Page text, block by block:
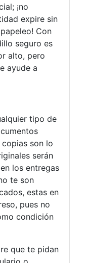
¡no
expire sin
Con
seguro es
alto, pero
ayude a
tipo de
son lo
serán
los entregas
te son
estas en
pues no
condición
que te pidan